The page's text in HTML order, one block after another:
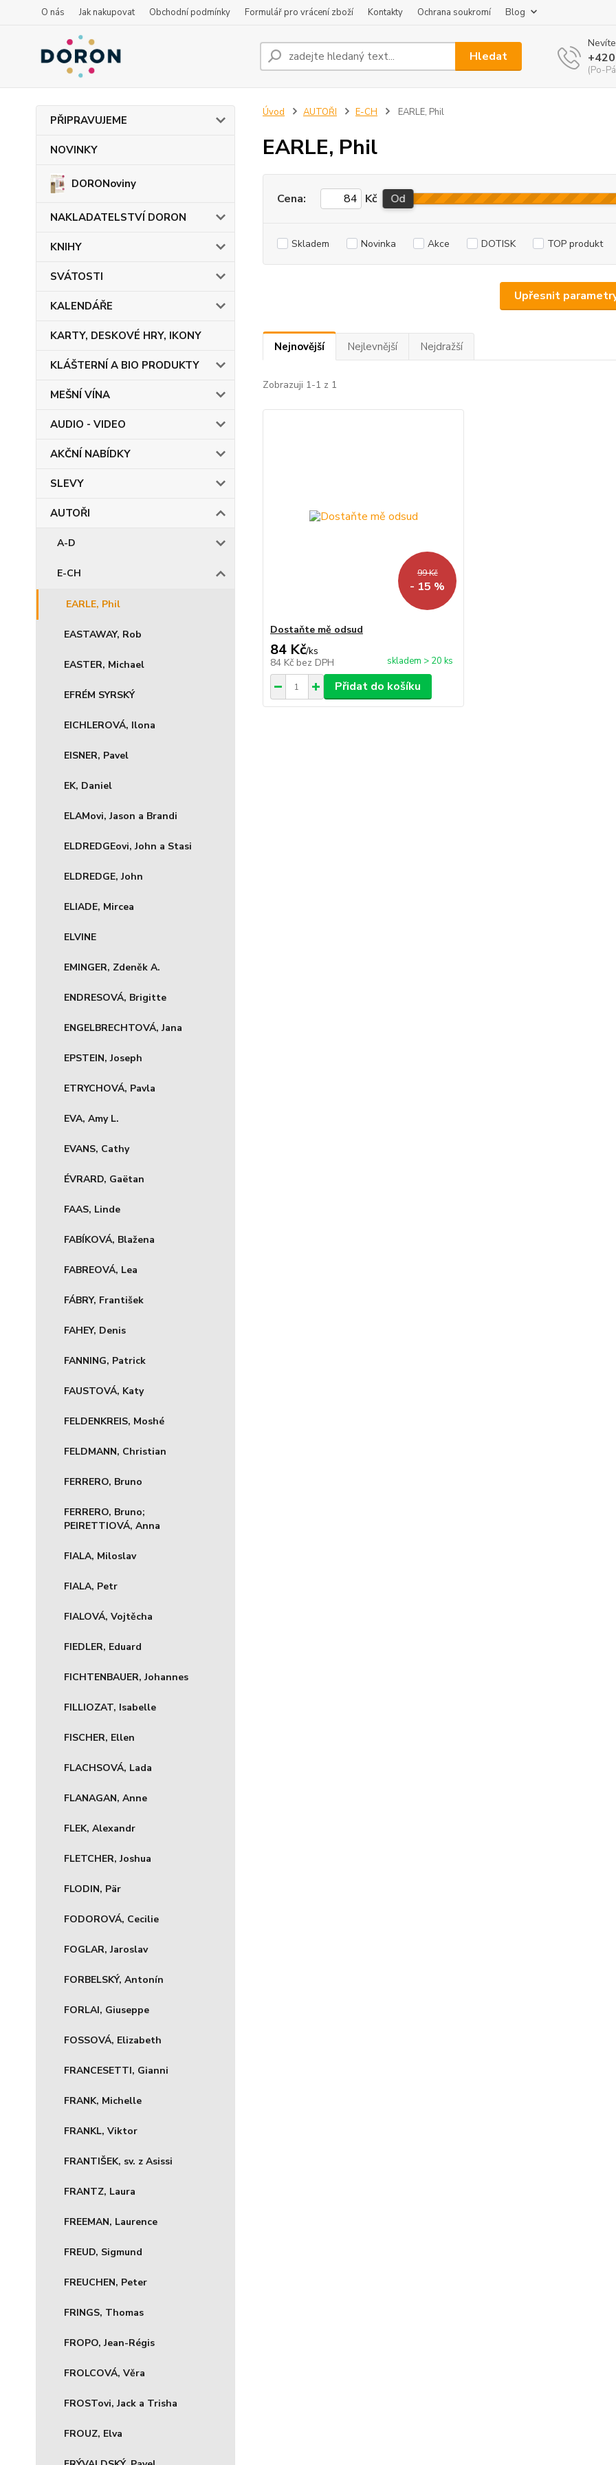
O nás Jak nakupovat Obchodní podmínky Formulář pro vrácení zboží Kontakty Ochrana soukromí Blog
Hledat
(Po-
PŘIPRAVUJEME
NOVINKY
DORONoviny
NAKLADATELSTVÍ DORON
KNIHY
SVÁTOSTI
KALENDÁŘE
KARTY, DESKOVÉ HRY, IKONY
KLÁŠTERNÍ A BIO PRODUKTY
MEŠNÍ VÍNA
AUDIO - VIDEO
AKČNÍ NABÍDKY
SLEVY
AUTOŘI
A-D
E-CH
EARLE, Phil
EASTAWAY, Rob
EASTER, Michael
EFRÉM SYRSKÝ
EICHLEROVÁ, Ilona
EISNER, Pavel
EK, Daniel
ELAMovi, Jason a Brandi
ELDREDGEovi, John a Stasi
ELDREDGE, John
ELIADE, Mircea
ELVINE
EMINGER, Zdeněk A.
ENDRESOVÁ, Brigitte
ENGELBRECHTOVÁ, Jana
EPSTEIN, Joseph
ETRYCHOVÁ, Pavla
EVA, Amy L.
EVANS, Cathy
ÉVRARD, Gaëtan
FAAS, Linde
FABÍKOVÁ, Blažena
FABREOVÁ, Lea
FÁBRY, František
FAHEY, Denis
FANNING, Patrick
FAUSTOVÁ, Katy
FELDENKREIS, Moshé
FELDMANN, Christian
FERRERO, Bruno
FERRERO, Bruno;
PEIRETTIOVÁ, Anna
FIALA, Miloslav
FIALA, Petr
FIALOVÁ, Vojtěcha
FIEDLER, Eduard
FICHTENBAUER, Johannes
FILLIOZAT, Isabelle
FISCHER, Ellen
FLACHSOVÁ, Lada
FLANAGAN, Anne
FLEK, Alexandr
FLETCHER, Joshua
FLODIN, Pär
FODOROVÁ, Cecilie
FOGLAR, Jaroslav
FORBELSKÝ, Antonín
FORLAI, Giuseppe
FOSSOVÁ, Elizabeth
FRANCESETTI, Gianni
FRANK, Michelle
FRANKL, Viktor
FRANTIŠEK, sv. z Asissi
FRANTZ, Laura
FREEMAN, Laurence
FREUD, Sigmund
FREUCHEN, Peter
FRINGS, Thomas
FROPO, Jean-Régis
FROLCOVÁ, Věra
FROSTovi, Jack a Trisha
FROUZ, Elva
Úvod AUTOŘI E-CH EARLE, Phil
EARLE, Phil
Upřesnit
Cena: Kč Od
Skladem Novinka Akce DOTISK TOP produkt
Nejnovější Nejlevnější Nejdražší
Zobrazuji 1-1 z 1
99 Kč
- 15 %
Dostaňte mě odsud
84 Kč/ks
84 Kč bez DPH skladem > 20 ks
Přidat do košíku